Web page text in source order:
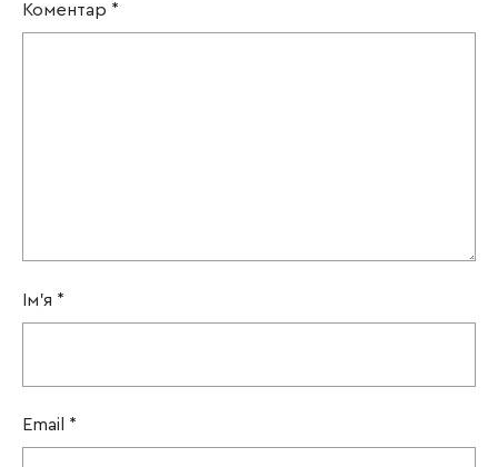
Коментар *
Ім'я *
Email *